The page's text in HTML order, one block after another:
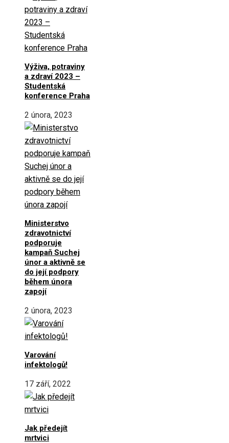
Výživa, potraviny
a zdraví 2023 –
Studentská
konference Praha
2 února, 2023
Ministerstvo
zdravotnictví
podporuje
kampaň Suchej
únor a aktivně se
do její podpory
během února
zapojí
2 února, 2023
Varování
infektologů!
17 září, 2022
Jak předejít
mrtvici